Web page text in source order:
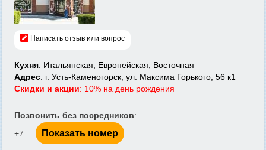
Написать отзыв или вопрос
Кухня: Итальянская, Европейская, Восточная
Адрес: г. Усть-Каменогорск, ул. Максима Горького, 56 к1
Скидки и акции: 10% на день рождения
Позвонить без посредников:
+7 ...
Показать номер